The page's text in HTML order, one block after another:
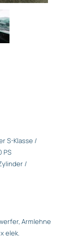
S-Klasse /
PS
/
Armlehne
elek.